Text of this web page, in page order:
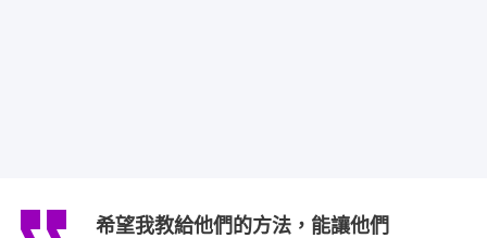
希望我教給他們的方法，能讓他們